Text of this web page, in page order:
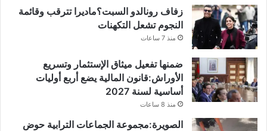
زفاف رونالدو السبت؟ماديرا تترقب وقائمة
النجوم تشعل التكهنات
منذ 7 ساعات
ضمنها تفعيل ميثاق الإستثمار وتسريع
الأوراش:قانون المالية يضع أربع أوليات
أساسية لسنة 2027
منذ 8 ساعات
الصويرة:مجموعة الجماعات الترابية حوض